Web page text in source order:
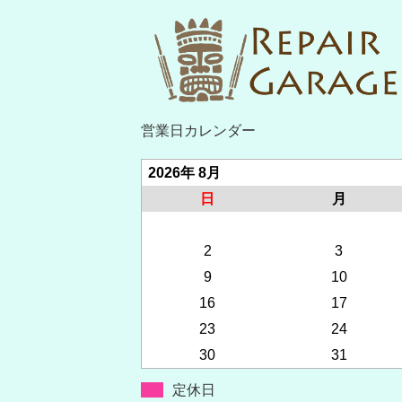
営業日カレンダー
2026年 8月
日
月
2
3
9
10
16
17
23
24
30
31
定休日